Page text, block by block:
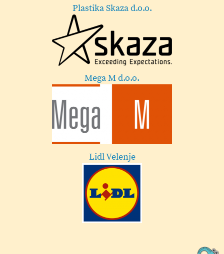
Lekarna Velenje
Festival Velenje